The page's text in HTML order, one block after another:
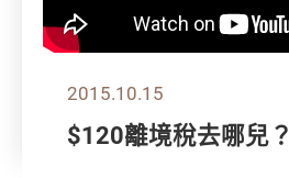
2015.10.15
$120離境稅去哪兒？